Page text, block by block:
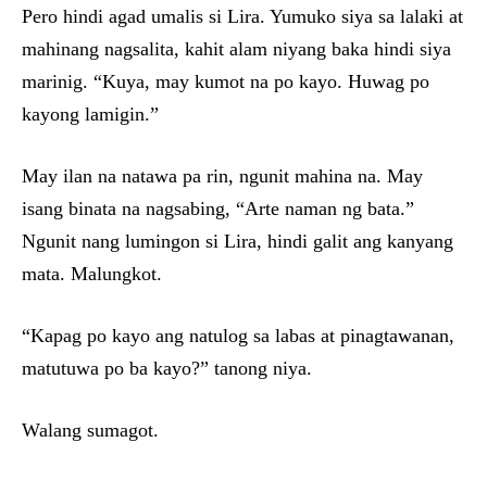
Pero hindi agad umalis si Lira. Yumuko siya sa lalaki at
mahinang nagsalita, kahit alam niyang baka hindi siya
marinig. “Kuya, may kumot na po kayo. Huwag po
kayong lamigin.”
May ilan na natawa pa rin, ngunit mahina na. May
isang binata na nagsabing, “Arte naman ng bata.”
Ngunit nang lumingon si Lira, hindi galit ang kanyang
mata. Malungkot.
“Kapag po kayo ang natulog sa labas at pinagtawanan,
matutuwa po ba kayo?” tanong niya.
Walang sumagot.